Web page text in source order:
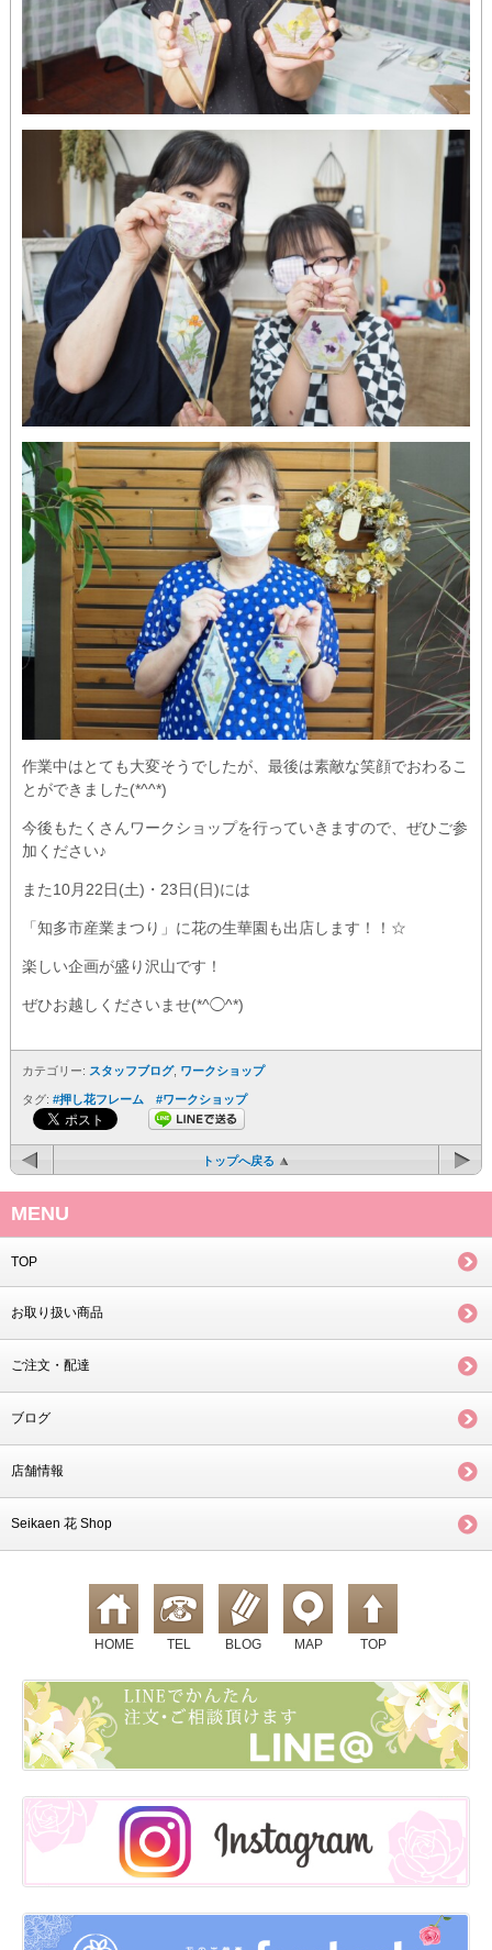
作業中はとても大変そうでしたが、最後は素敵な笑顔でおわるこ
とができました(*^^*)
今後もたくさんワークショップを行っていきますので、ぜひご参
加ください♪
また10月22日(土)・23日(日)には
「知多市産業まつり」に花の生華園も出店します！！☆
楽しい企画が盛り沢山です！
ぜひお越しくださいませ(*^◯^*)
カテゴリー: スタッフブログ, ワークショップ
タグ: #押し花フレーム #ワークショップ
トップへ戻る
MENU
TOP
お取り扱い商品
ご注文・配達
ブログ
店舗情報
Seikaen 花 Shop
HOME TEL BLOG MAP TOP